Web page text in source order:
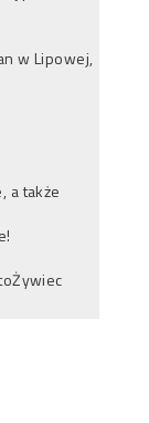
w Lipowej,
a także